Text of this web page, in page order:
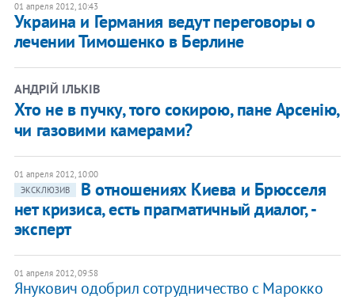
01 апреля 2012, 10:43
Украина и Германия ведут переговоры о
лечении Тимошенко в Берлине
АНДРІЙ ІЛЬКІВ
Хто не в пучку, того сокирою, пане Арсенію,
чи газовими камерами?
01 апреля 2012, 10:00
ЭКСКЛЮЗИВ
​В отношениях Киева и Брюсселя
нет кризиса, есть прагматичный диалог, -
эксперт
01 апреля 2012, 09:58
Янукович одобрил сотрудничество с Марокко